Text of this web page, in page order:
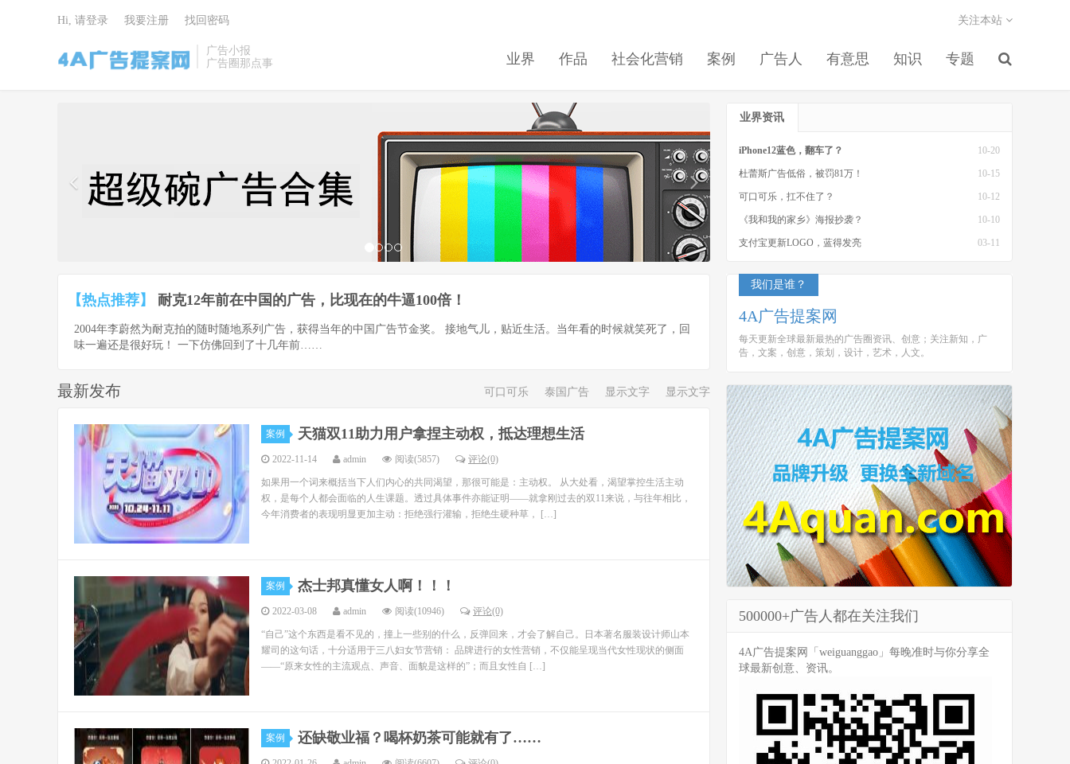
圈那点事
广告小报
广告圈那点事
业界 作品 社会化营销 案例 广告人 有意思 知识 专题
关注本站
Hi, 请登录 我要注册 找回密码
【热点推荐】 耐克12年前在中国的广告，比现在的牛逼100倍！
2004年李蔚然为耐克拍的随时随地系列广告，获得当年的中国广告节金奖。 接地气儿，贴近生活。当年看的时候就笑死了，回
味一遍还是很好玩！ 一下仿佛回到了十几年前……
最新发布 可口可乐 泰国广告 显示文字 显示文字
案例 天猫双11助力用户拿捏主动权，抵达理想生活
2022-11-14 admin 阅读(5857) 评论(0)
如果用一个词来概括当下人们内心的共同渴望，那很可能是：主动权。 从大处看，渴望掌控生活主动
权，是每个人都会面临的人生课题。透过具体事件亦能证明——就拿刚过去的双11来说，与往年相比，
今年消费者的表现明显更加主动：拒绝强行灌输，拒绝生硬种草， […]
案例 杰士邦真懂女人啊！！！
2022-03-08 admin 阅读(10946) 评论(0)
“自己”这个东西是看不见的，撞上一些别的什么，反弹回来，才会了解自己。日本著名服装设计师山本
耀司的这句话，十分适用于三八妇女节营销： 品牌进行的女性营销，不仅能呈现当代女性现状的侧面
——“原来女性的主流观点、声音、面貌是这样的”；而且女性自 […]
案例 还缺敬业福？喝杯奶茶可能就有了……
业界资讯
10-20
iPhone12蓝色，翻车了？
10-15
杜蕾斯广告低俗，被罚81万！
10-12
可口可乐，扛不住了？
10-10
《我和我的家乡》海报抄袭？
03-11
支付宝更新LOGO，蓝得发亮
我们是谁？
4A广告提案网
每天更新全球最新最热的广告圈资讯、创意；关注新知，广
告，文案，创意，策划，设计，艺术，人文。
500000+广告人都在关注我们
4A广告提案网「weiguanggao」每晚准时与你分享全
球最新创意、资讯。